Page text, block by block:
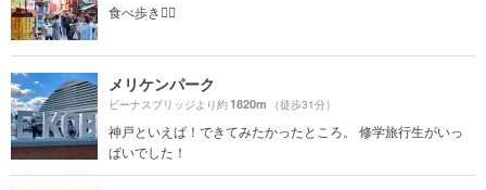
食べ歩き🚶‍♀️
メリケンパーク
ビーナスブリッジより約1820m （徒歩31分）
神戸といえば！できてみたかったところ。 修学旅行生がいっ
ぱいでした！